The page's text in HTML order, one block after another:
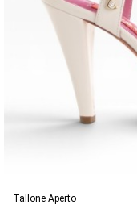
Tallone Aperto